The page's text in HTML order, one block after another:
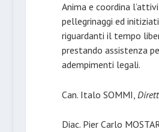
Anima e coordina
pellegrinaggi ed
riguardanti il tempo
prestando assi­stenza
adempimenti legali.
Can. Italo SOMMI,
Diac. Pier Carlo